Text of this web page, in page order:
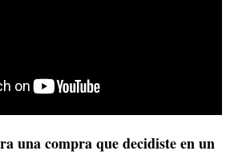
una compra que decidiste en un